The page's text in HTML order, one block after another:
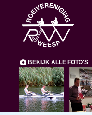
BEKIJK ALLE FOTO'S